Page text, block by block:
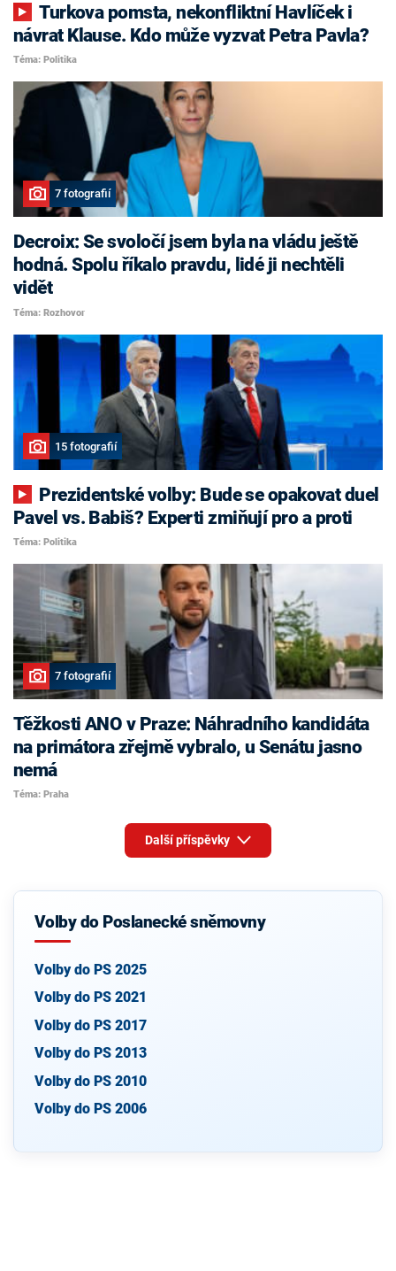
Turkova pomsta, nekonfliktní Havlíček i
návrat Klause. Kdo může vyzvat Petra Pavla?
Téma: Politika
7 fotografií
Decroix: Se svoločí jsem byla na vládu ještě
hodná. Spolu říkalo pravdu, lidé ji nechtěli
vidět
Téma: Rozhovor
15 fotografií
Pavel vs. Babiš? Experti zmiňují pro a proti
Téma: Politika
7 fotografií
Těžkosti ANO v Praze: Náhradního kandidáta
na primátora zřejmě vybralo, u Senátu jasno
nemá
Téma: Praha
Další příspěvky
Volby do Poslanecké sněmovny
Volby do PS 2025
Volby do PS 2021
Volby do PS 2017
Volby do PS 2013
Volby do PS 2010
Volby do PS 2006